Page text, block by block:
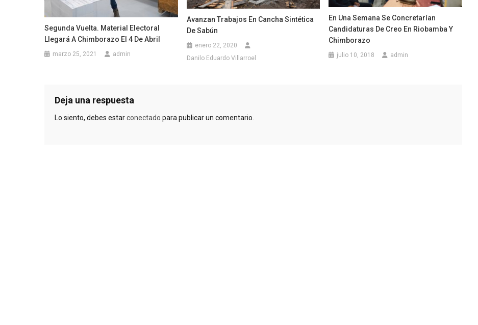
Segunda Vuelta. Material Electoral
Llegará A Chimborazo El 4 De Abril
marzo 25, 2021 admin
Avanzan Trabajos En Cancha Sintética
De Sabún
enero 22, 2020
Danilo Eduardo Villarroel
En Una Semana Se Concretarían
Candidaturas De Creo En Riobamba Y
Chimborazo
julio 10, 2018 admin
Deja una respuesta
Lo siento, debes estarconectado para publicar un comentario.